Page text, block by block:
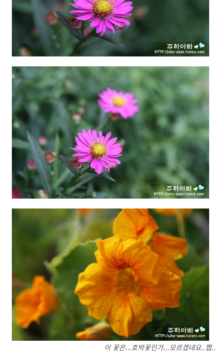
이 꽃은...호박꽃인가...모르겠네요..쩝..